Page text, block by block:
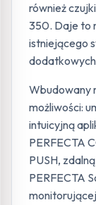
również
350. Daje to
istniejącego
Wbudowany
możliwości:
intuicyjną
PERFECTA
PUSH,
PERFECTA